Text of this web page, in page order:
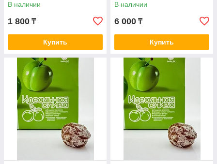
В наличии
1 800 ₸
Купить
В наличии
6 000 ₸
Купить